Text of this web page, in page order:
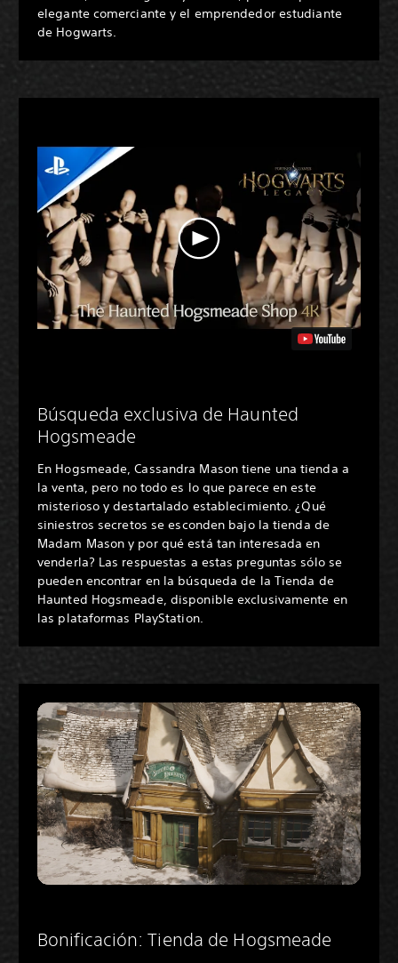
elegante comerciante y el emprendedor estudiante
de Hogwarts.
Búsqueda exclusiva de Haunted
Hogsmeade
En Hogsmeade, Cassandra Mason tiene una tienda a
la venta, pero no todo es lo que parece en este
misterioso y destartalado establecimiento. ¿Qué
siniestros secretos se esconden bajo la tienda de
Madam Mason y por qué está tan interesada en
venderla? Las respuestas a estas preguntas sólo se
pueden encontrar en la búsqueda de la Tienda de
Haunted Hogsmeade, disponible exclusivamente en
las plataformas PlayStation.
Bonificación: Tienda de Hogsmeade